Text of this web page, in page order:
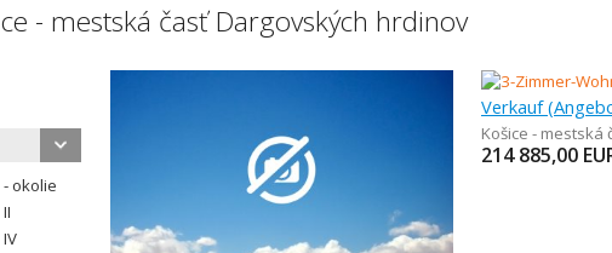
- mestská časť Dargovských hrdinov
- okolie
Košice -
214 885,00